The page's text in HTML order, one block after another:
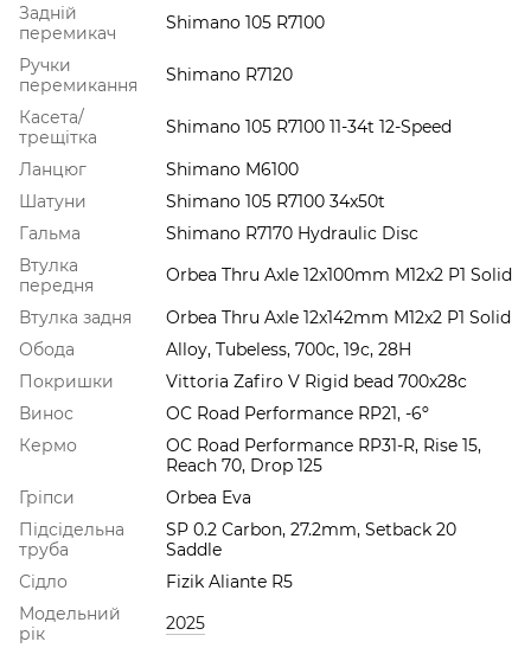
Задній
перемикач
Shimano 105 R7100
Ручки
перемикання
Shimano R7120
Касета/
трещітка
Shimano 105 R7100 11-34t 12-Speed
Ланцюг
Shimano M6100
Шатуни
Shimano 105 R7100 34x50t
Гальма
Shimano R7170 Hydraulic Disc
Втулка
передня
Orbea Thru Axle 12x100mm M12x2 P1 Solid
Втулка задня
Orbea Thru Axle 12x142mm M12x2 P1 Solid
Обода
Alloy, Tubeless, 700c, 19c, 28H
Покришки
Vittoria Zafiro V Rigid bead 700x28c
Винос
OC Road Performance RP21, -6º
Кермо
OC Road Performance RP31-R, Rise 15,
Reach 70, Drop 125
Гріпси
Orbea Eva
Підсідельна
труба
SP 0.2 Carbon, 27.2mm, Setback 20
Saddle
Сідло
Fizik Aliante R5
Модельний
рік
2025